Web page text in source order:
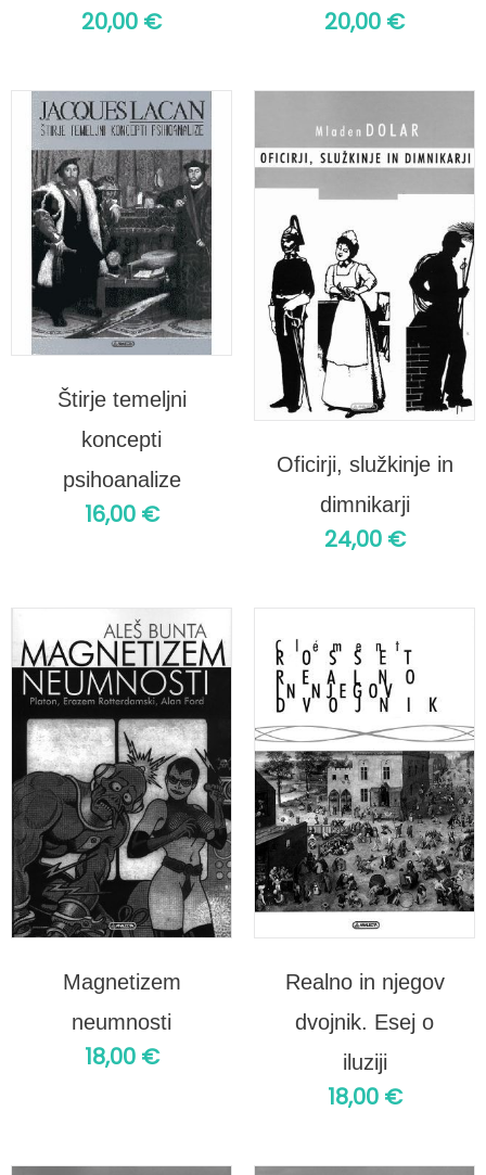
20,00 € 20,00 €
Štirje temeljni
koncepti
psihoanalize
16,00 €
Oficirji, služkinje in
dimnikarji
24,00 €
Magnetizem
neumnosti
18,00 €
Realno in njegov
dvojnik. Esej o
iluziji
18,00 €